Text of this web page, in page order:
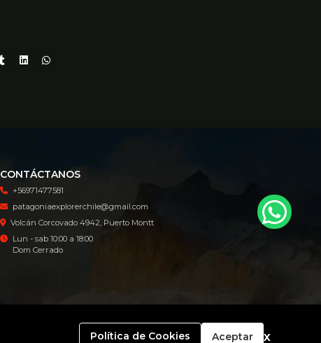
CONTÁCTANOS
+56971477581
patagoniaexplorerchile@gmail.com
Volcán Corcovado 4942, Puerto Montt
Lun - sab 10:00 a 18:00
Dom Cerrado
Política de Cookies Aceptar x